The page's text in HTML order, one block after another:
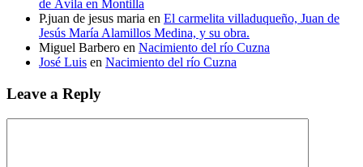
de Ávila en Montilla
P.juan de jesus maria en El carmelita villaduqueño, Juan de
Jesús María Alamillos Medina, y su obra.
Miguel Barbero en Nacimiento del río Cuzna
José Luis en Nacimiento del río Cuzna
Leave a Reply